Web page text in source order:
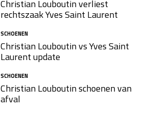
Christian Louboutin verliest
rechtszaak Yves Saint Laurent
SCHOENEN
Christian Louboutin vs Yves Saint
Laurent update
SCHOENEN
Christian Louboutin schoenen van
afval